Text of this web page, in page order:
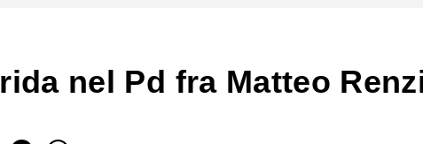
nel Pd fra Matteo